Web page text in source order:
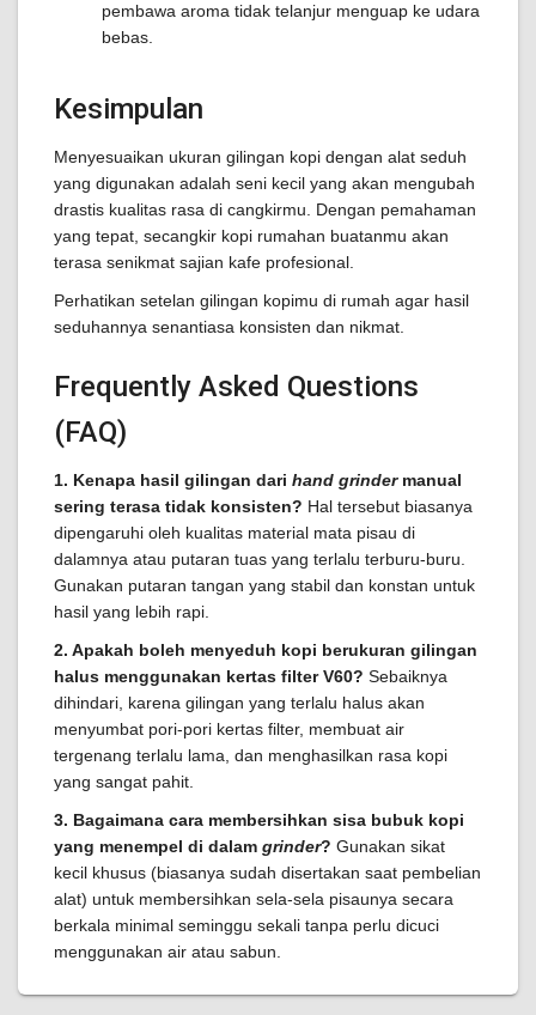
pembawa aroma tidak telanjur menguap ke udara
bebas.
Kesimpulan
Menyesuaikan ukuran gilingan kopi dengan alat seduh
yang digunakan adalah seni kecil yang akan mengubah
drastis kualitas rasa di cangkirmu. Dengan pemahaman
yang tepat, secangkir kopi rumahan buatanmu akan
terasa senikmat sajian kafe profesional.
Perhatikan setelan gilingan kopimu di rumah agar hasil
seduhannya senantiasa konsisten dan nikmat.
Frequently Asked Questions
(FAQ)
1. Kenapa hasil gilingan dari hand grindermanual
sering terasa tidak konsisten? Hal tersebut biasanya
dipengaruhi oleh kualitas material mata pisau di
dalamnya atau putaran tuas yang terlalu terburu-buru.
Gunakan putaran tangan yang stabil dan konstan untuk
hasil yang lebih rapi.
2. Apakah boleh menyeduh kopi berukuran gilingan
halus menggunakan kertas filter V60? Sebaiknya
dihindari, karena gilingan yang terlalu halus akan
menyumbat pori-pori kertas filter, membuat air
tergenang terlalu lama, dan menghasilkan rasa kopi
yang sangat pahit.
3. Bagaimana cara membersihkan sisa bubuk kopi
yang menempel di dalam grinder? Gunakan sikat
kecil khusus (biasanya sudah disertakan saat pembelian
alat) untuk membersihkan sela-sela pisaunya secara
berkala minimal seminggu sekali tanpa perlu dicuci
menggunakan air atau sabun.